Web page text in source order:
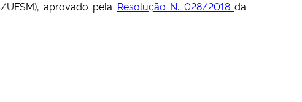
UFSM), aprovado pelaResolução N. 028/2018 da